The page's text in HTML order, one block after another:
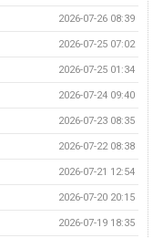
2026-07-26 08:39
2026-07-25 07:02
2026-07-25 01:34
2026-07-24 09:40
2026-07-23 08:35
2026-07-22 08:38
2026-07-21 12:54
2026-07-20 20:15
2026-07-19 18:35